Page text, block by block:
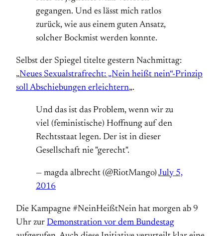
gegangen. Und es lässt mich ratlos
zurück, wie aus einem guten Ansatz,
solcher Bockmist werden konnte.
Selbst der Spiegel titelte gestern Nachmittag:
„Neues Sexualstrafrecht: „Nein heißt nein“-Prinzip
soll Abschiebungen erleichtern„.
Und das ist das Problem, wenn wir zu
viel (feministische) Hoffnung auf den
Rechtsstaat legen. Der ist in dieser
Gesellschaft nie "gerecht".
— magda albrecht (@RiotMango) July 5,
2016
Die Kampagne #NeinHeißtNein hat morgen ab 9
Uhr zur Demonstration vor dem Bundestag